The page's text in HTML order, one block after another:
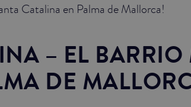
Catalina en Palma de Mallorca!
– EL BARRIO
DE